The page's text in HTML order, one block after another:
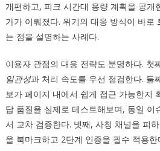
개편하고, 피크 시간대 용량 계획을 공개
가가 이뤄졌다. 위기의 대응 방식이 바로
는 점을 설명하는 사례다.
이용자 관점의 대응 전략도 분명하다. 첫
일관성과 처리 속도를 우선 점검한다. 둘
보가 페이지 내에서 쉽게 접근 가능한지
답 품질을 실제로 테스트해보며, 동일 이
서 교차 검증한다. 넷째, 사칭 채널을 피
을 북마크하고 2단계 인증을 필수 적용한